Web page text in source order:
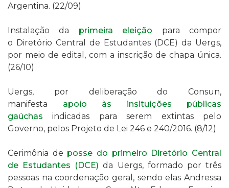
Argentina. (22/09)
Instalação da primeira eleição para compor
o Diretório Central de Estudantes (DCE) da Uergs,
por meio de edital, com a inscrição de chapa única.
(26/10)
Uergs, por deliberação do Consun,
manifesta
apoio às insituições públicas
gaúchas
indicadas para serem extintas pelo
Governo, pelos Projeto de Lei 246 e 240/2016. (8/12)
Cerimônia de posse do primeiro Diretório Central
de Estudantes (DCE) da Uergs, formado por três
pessoas na coordenação geral, sendo elas Andressa